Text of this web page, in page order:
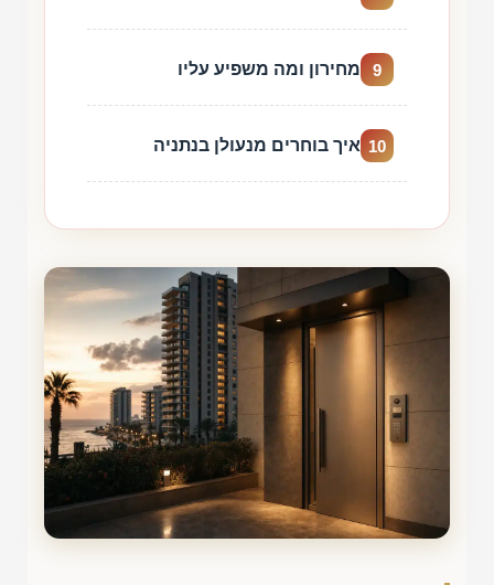
9 מחירון ומה משפיע עליו
10 איך בוחרים מנעולן בנתניה